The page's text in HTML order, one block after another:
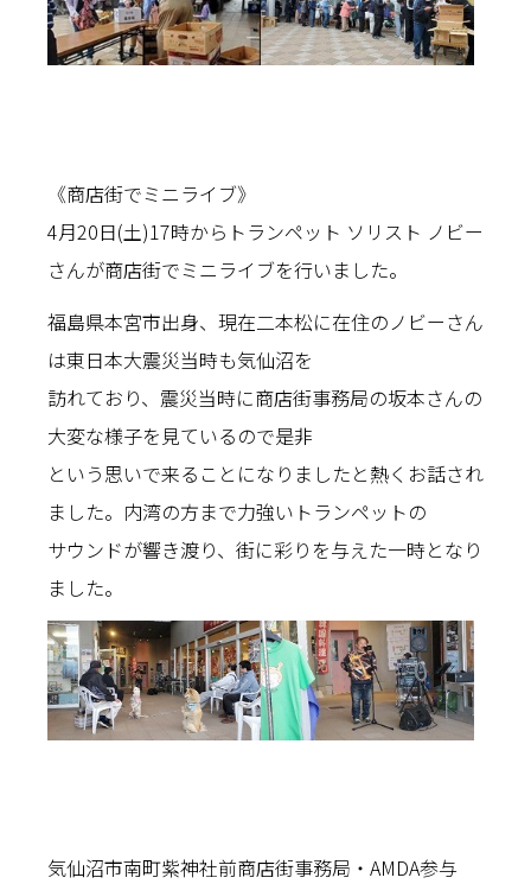
《商店街でミニライブ》
4月20日(土)17時からトランペット ソリスト ノビー
さんが商店街でミニライブを行いました。
福島県本宮市出身、現在二本松に在住のノビーさん
は東日本大震災当時も気仙沼を
訪れており、震災当時に商店街事務局の坂本さんの
大変な様子を見ているので是非
という思いで来ることになりましたと熱くお話され
ました。内湾の方まで力強いトランペットの
サウンドが響き渡り、街に彩りを与えた一時となり
ました。
気仙沼市南町紫神社前商店街事務局・AMDA参与